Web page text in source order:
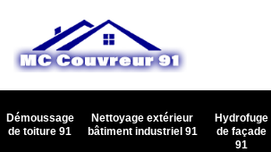
Démoussage
de toiture 91
Nettoyage extérieur
bâtiment industriel 91
Hydrofuge
de façade
91